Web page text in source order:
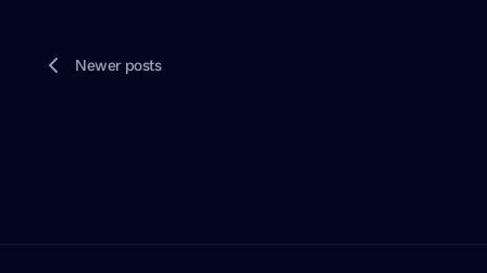
Newer posts